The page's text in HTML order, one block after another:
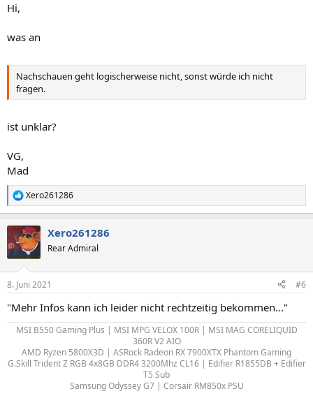
:
Hi,
was an
Nachschauen geht logischerweise nicht, sonst würde ich nicht
fragen.
ist unklar?
VG,
Mad
R
e
k
t
i
e
:
Xero261286
Xero261286
Rear Admiral
8. Juni 2021 #6
"Mehr Infos kann ich leider nicht rechtzeitig bekommen..."
MSI B550 Gaming Plus | MSI MPG VELOX 100R | MSI MAG CORELIQUID
360R V2 AIO
AMD Ryzen 5800X3D | ASRock Radeon RX 7900XTX Phantom Gaming
G.Skill Trident Z RGB 4x8GB DDR4 3200Mhz CL16 | Edifier R1855DB + Edifier
T5 Sub
Samsung Odyssey G7 | Corsair RM850x PSU​